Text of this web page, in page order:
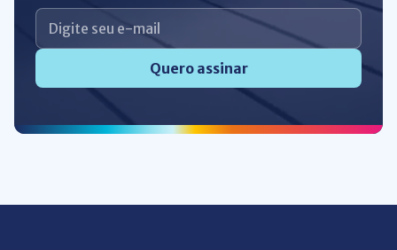
Quero assinar